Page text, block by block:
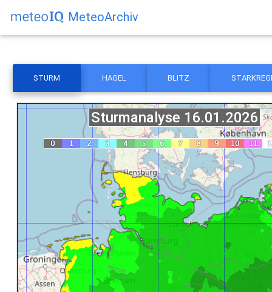
MeteoArchiv
STURM HAGEL BLITZ